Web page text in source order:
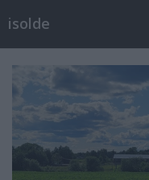
isolde